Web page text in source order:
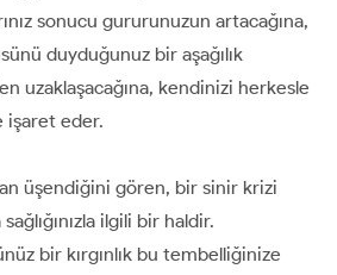
sonucu gururunuzun artacağına,
duyduğunuz bir aşağılık
uzaklaşacağına, kendinizi herkesle
işaret eder.
üşendiğini gören, bir sinir krizi
ilgili bir haldir.
bir kırgınlık bu tembelliğinize